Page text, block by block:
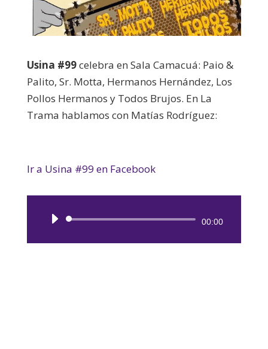
Usina #99celebra en Sala Camacuá: Paio &
Palito, Sr. Motta, Hermanos Hernández, Los
Pollos Hermanos y Todos Brujos. En La
Trama hablamos con Matías Rodríguez:
Ir a Usina #99 en Facebook
Reproductor
00:00